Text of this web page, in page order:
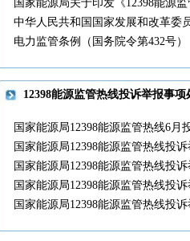
国家能源局关于印发《12398能源
中华人民共和国国家发展和改革委
电力监管条例（国务院令第432号）
12398能源监管热线投诉举报事
国家能源局12398能源监管热线6月
国家能源局12398能源监管热线投
国家能源局12398能源监管热线投
国家能源局12398能源监管热线投
国家能源局12398能源监管热线投